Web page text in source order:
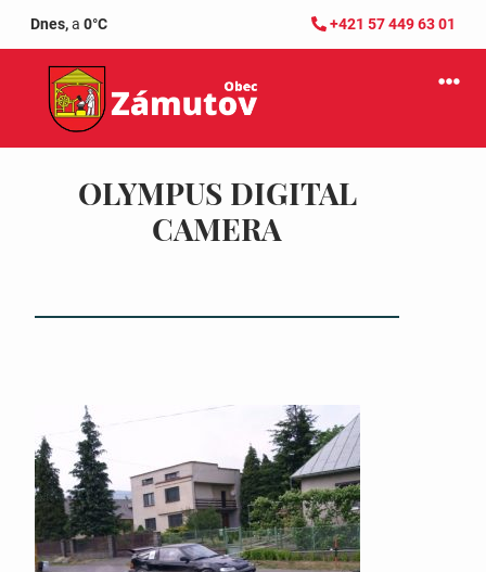
Dnes,a 0°C +421 57 449 63 01
OLYMPUS DIGITAL
CAMERA